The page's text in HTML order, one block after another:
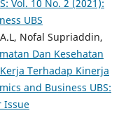
Vol. 10 No. 2 (2021):
UBS
Nofal Supriaddin,
Dan Kesehatan
Terhadap Kinerja
and Business UBS:
Issue